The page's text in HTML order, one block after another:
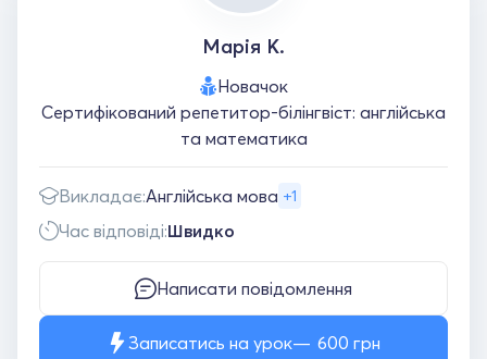
Марія К.
Новачок
Сертифікований репетитор-білінгвіст: англійська
та математика
Викладає:Англійська мова +1
Час відповіді:Швидко
Написати повідомлення
Записатись на урок 600 грн